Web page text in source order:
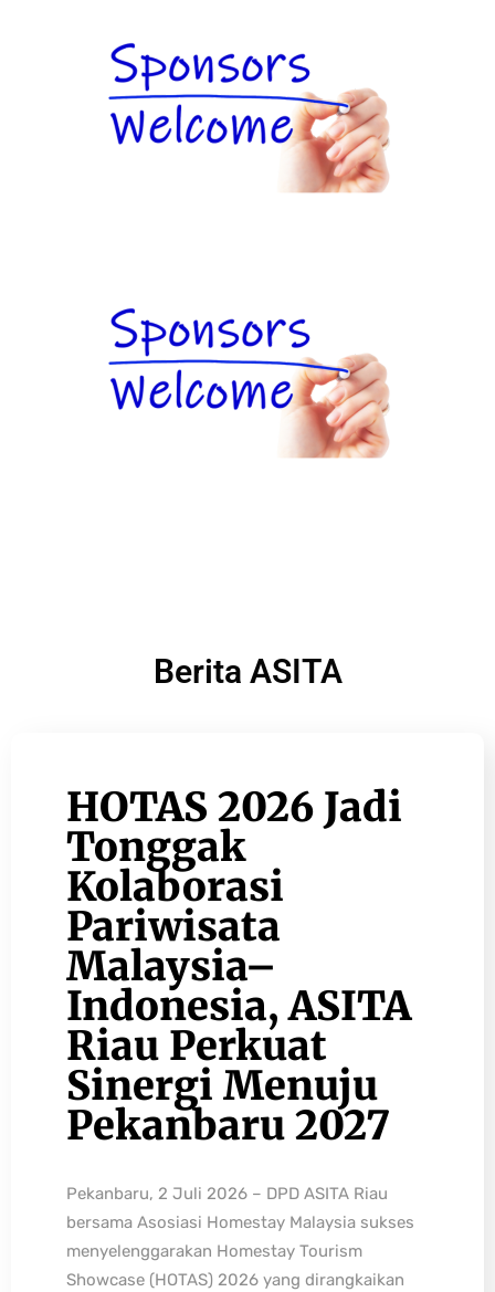
Berita ASITA
HOTAS 2026 Jadi
Tonggak
Kolaborasi
Pariwisata
Malaysia–
Indonesia, ASITA
Riau Perkuat
Sinergi Menuju
Pekanbaru 2027
Pekanbaru, 2 Juli 2026 – DPD ASITA Riau
bersama Asosiasi Homestay Malaysia sukses
menyelenggarakan Homestay Tourism
Showcase (HOTAS) 2026 yang dirangkaikan